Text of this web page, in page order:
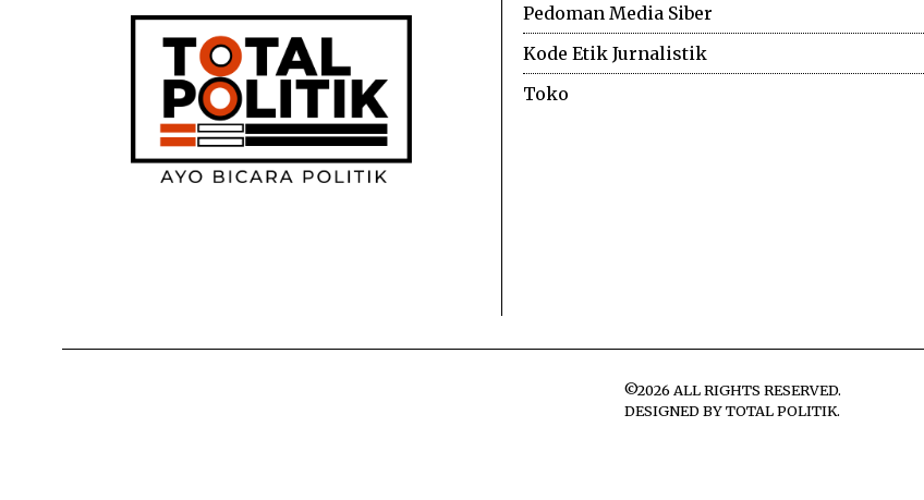
Pedoman Media Siber
Kode Etik Jurnalistik
Toko
©2026 ALL RIGHTS RESERVED.
DESIGNED BYTOTAL POLITIK.